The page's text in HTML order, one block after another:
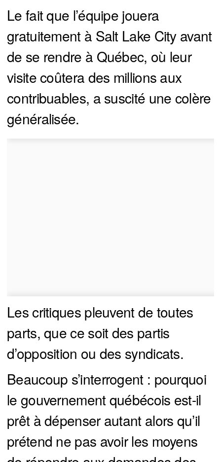
Le fait que l’équipe jouera
gratuitement à Salt Lake City avant
de se rendre à Québec, où leur
visite coûtera des millions aux
contribuables, a suscité une colère
généralisée.
Les critiques pleuvent de toutes
parts, que ce soit des partis
d’opposition ou des syndicats.
Beaucoup s’interrogent : pourquoi
le gouvernement québécois est-il
prêt à dépenser autant alors qu’il
prétend ne pas avoir les moyens